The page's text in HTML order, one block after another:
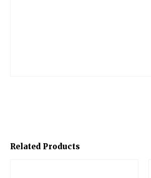
Related Products